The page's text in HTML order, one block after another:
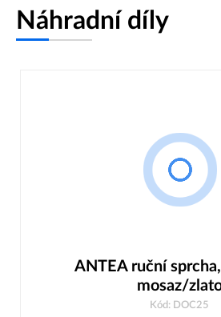
Náhradní díly
ANTEA ruční
mosaz/
Kód: DOC25